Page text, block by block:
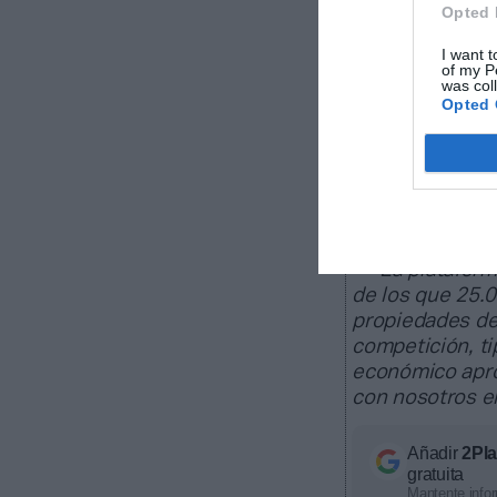
Opted
I want
of my
was
Opted
United (MLS)
europeas; 22
La
de los que
propiedades
competición,
económico
con nosotros
Añadir
gratuita
Mantente